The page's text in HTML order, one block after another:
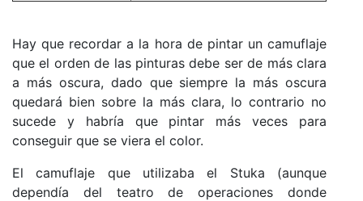
Hay que recordar a la hora de pintar un camuflaje
que el orden de las pinturas debe ser de más clara
a más oscura, dado que siempre la más oscura
quedará bien sobre la más clara, lo contrario no
sucede y habría que pintar más veces para
conseguir que se viera el color.
El camuflaje que utilizaba el Stuka (aunque
dependía del teatro de operaciones donde